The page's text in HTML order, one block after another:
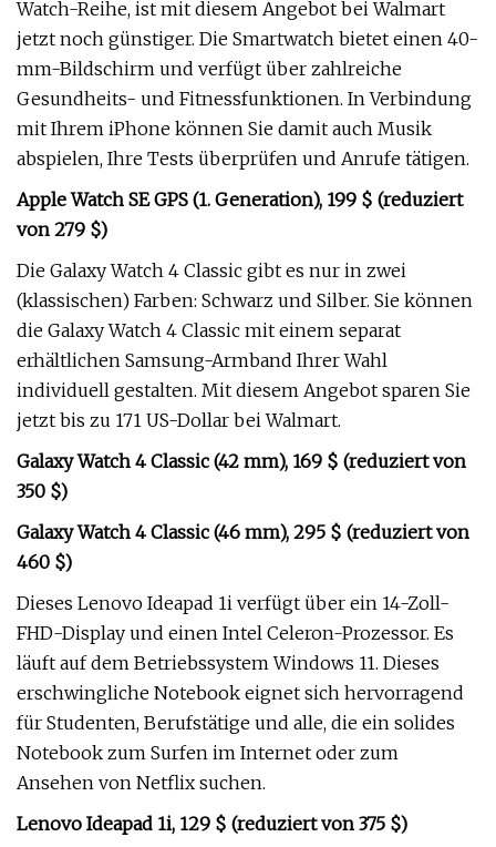
Watch-Reihe, ist mit diesem Angebot bei Walmart
jetzt noch günstiger. Die Smartwatch bietet einen 40-
mm-Bildschirm und verfügt über zahlreiche
Gesundheits- und Fitnessfunktionen. In Verbindung
mit Ihrem iPhone können Sie damit auch Musik
abspielen, Ihre Tests überprüfen und Anrufe tätigen.
Apple Watch SE GPS (1. Generation), 199 $ (reduziert
von 279 $)
Die Galaxy Watch 4 Classic gibt es nur in zwei
(klassischen) Farben: Schwarz und Silber. Sie können
die Galaxy Watch 4 Classic mit einem separat
erhältlichen Samsung-Armband Ihrer Wahl
individuell gestalten. Mit diesem Angebot sparen Sie
jetzt bis zu 171 US-Dollar bei Walmart.
Galaxy Watch 4 Classic (42 mm), 169 $ (reduziert von
350 $)
Galaxy Watch 4 Classic (46 mm), 295 $ (reduziert von
460 $)
Dieses Lenovo Ideapad 1i verfügt über ein 14-Zoll-
FHD-Display und einen Intel Celeron-Prozessor. Es
läuft auf dem Betriebssystem Windows 11. Dieses
erschwingliche Notebook eignet sich hervorragend
für Studenten, Berufstätige und alle, die ein solides
Notebook zum Surfen im Internet oder zum
Ansehen von Netflix suchen.
Lenovo Ideapad 1i, 129 $ (reduziert von 375 $)